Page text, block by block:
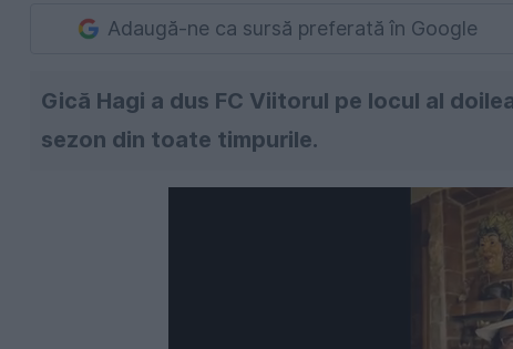
Adaugă-ne ca sursă preferată în Google
Gică Hagi a dus FC Viitorul pe locul al
sezon din toate timpurile.